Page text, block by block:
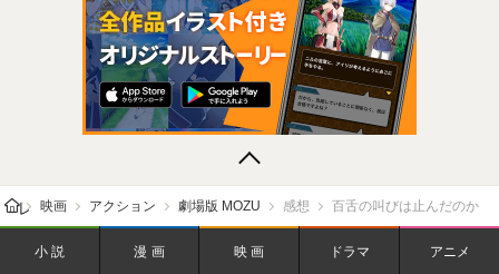
レビューン トップ
映画 アクション 劇場版 MOZU 感想 百舌の叫びは止んだのか
小説 漫画 映画 ドラマ アニメ